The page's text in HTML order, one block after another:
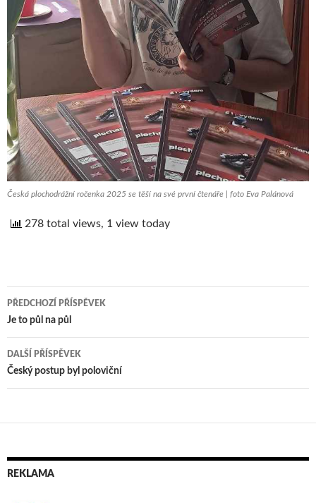
Česká plochodrážní ročenka 2025 se těší na své první čtenáře | foto Eva Palánová
278 total views, 1 view today
Navigace
pro
příspěvek
PŘEDCHOZÍ PŘÍSPĚVEK
Je to půl na půl
DALŠÍ PŘÍSPĚVEK
Český postup byl poloviční
REKLAMA